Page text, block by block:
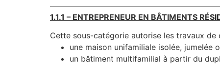
1.1.1 – ENTREPRENEUR EN BÂTIMENTS
Cette sous-catégorie autorise les travaux
une maison unifamiliale isolée, jumelée
un bâtiment multifamilial à partir du